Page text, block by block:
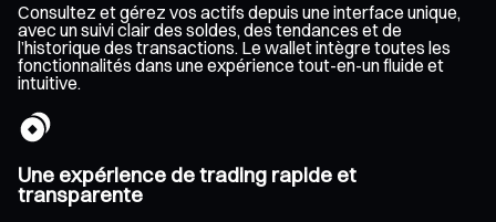
Consultez et gérez vos actifs depuis une interface unique,
avec un suivi clair des soldes, des tendances et de
l’historique des transactions. Le wallet intègre toutes les
fonctionnalités dans une expérience tout-en-un fluide et
intuitive.
Une expérience de trading rapide et
transparente